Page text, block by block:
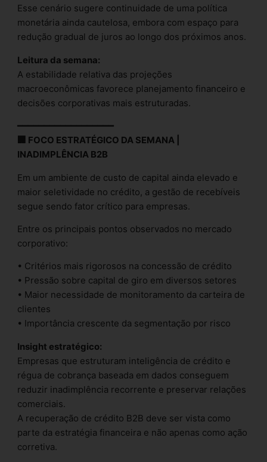
Esse cenário sugere continuidade de uma política
monetária ainda cautelosa, embora com espaço para
redução gradual de juros ao longo dos próximos anos.
Leitura da semana:
A estabilidade relativa das projeções
macroeconômicas favorece planejamento financeiro e
decisões corporativas mais estruturadas.
━━━━━━━━━━━━━━━━━━
🏢 FOCO ESTRATÉGICO DA SEMANA |
INADIMPLÊNCIA B2B
Em um ambiente de custo de capital ainda elevado e
maior seletividade no crédito, a gestão de recebíveis
segue sendo fator crítico para empresas.
Entre os principais pontos observados no mercado
corporativo:
• Critérios mais rigorosos na concessão de crédito
• Pressão sobre capital de giro em diversos setores
• Maior necessidade de monitoramento da carteira de
clientes
• Importância crescente da segmentação por risco
Insight estratégico:
Empresas que estruturam inteligência de crédito e
régua de cobrança baseada em dados conseguem
reduzir inadimplência recorrente e preservar relações
comerciais.
A recuperação de crédito B2B deve ser vista como
parte da estratégia financeira e não apenas como ação
corretiva.